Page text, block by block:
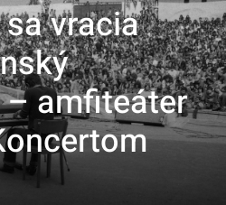
vracia
amfiteáter